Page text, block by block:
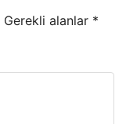
Gerekli alanlar *